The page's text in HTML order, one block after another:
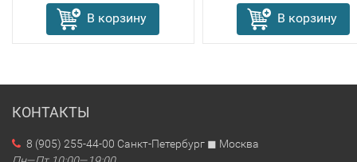
В корзину В корзину
КОНТАКТЫ
8 (905) 255-44-00 Санкт-Петербург ◼ Москва